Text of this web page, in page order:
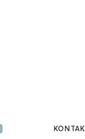
KONTAK